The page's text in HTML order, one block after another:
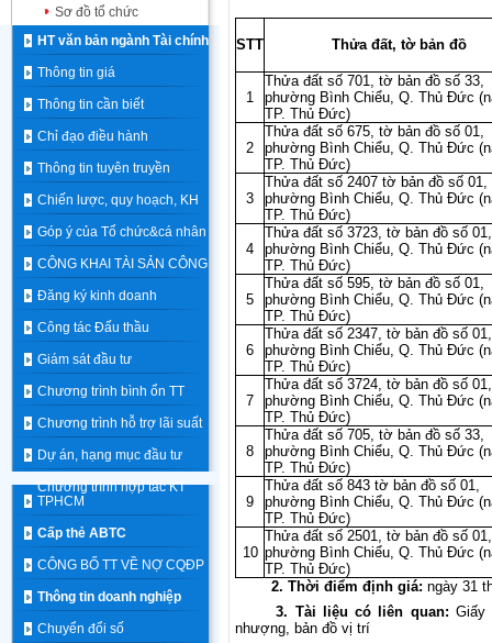
Sơ đồ tổ chức
HT văn bản ngành Tài chính
Thông tin giá
Thông tin cần biết
Chỉ đạo điều hành
Thông tin tuyên truyền
Chiến lược, quy hoạch, KH
Góp ý của Tổ chức&cá nhân
CÔNG KHAI TÀI SẢN CÔNG
Đăng ký kinh doanh
Công tác Đấu thầu
Giám sát đầu tư
Chương trình bình ổn TT
Chương trình hỗ trợ lãi suất
Dự án, hạng mục đầu tư
Chương trình hợp tác KT
TPHCM
Cấp thẻ ABTC
CÔNG BỐ TT VỀ NỢ CQĐP
Thông tin doanh nghiệp
Chuyển đổi số
STT Thửa đất, tờ bản đồ
1
Thửa đất số 701, tờ bản đồ số 33,
phường Bình Chiểu, Q. Thủ Đức
TP. Thủ Đức)
2
Thửa đất số 675, tờ bản đồ số 01,
phường Bình Chiểu, Q. Thủ Đức
TP. Thủ Đức)
3
Thửa đất số 2407 tờ bản đồ số 01,
phường Bình Chiểu, Q. Thủ Đức
TP. Thủ Đức)
4
Thửa đất số 3723, tờ bản đồ số 01,
phường Bình Chiểu, Q. Thủ Đức
TP. Thủ Đức)
5
Thửa đất số 595, tờ bản đồ số 01,
phường Bình Chiểu, Q. Thủ Đức
TP. Thủ Đức)
6
Thửa đất số 2347, tờ bản đồ số 01,
phường Bình Chiểu, Q. Thủ Đức
TP. Thủ Đức)
7
Thửa đất số 3724, tờ bản đồ số 01,
phường Bình Chiểu, Q. Thủ Đức
TP. Thủ Đức)
8
Thửa đất số 705, tờ bản đồ số 33,
phường Bình Chiểu, Q. Thủ Đức
TP. Thủ Đức)
9
Thửa đất số 843 tờ bản đồ số 01,
phường Bình Chiểu, Q. Thủ Đức
TP. Thủ Đức)
10
Thửa đất số 2501, tờ bản đồ số 01,
phường Bình Chiểu, Q. Thủ Đức
TP. Thủ Đức)
2. Thời điểm định giá: ngày 31
3. Tài liệu có liên quan: Giấy
nhượng, bản đồ vị trí